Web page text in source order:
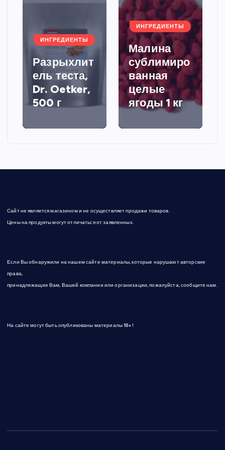
ИНГРЕДИЕНТЫ
Разрыхлит
ель теста,
Dr. Oetker,
500 г
ИНГРЕДИЕНТЫ
Малина
сублимиро
ванная
целые
ягоды 1 кг
Сайт не является магазином и не осуществляет продажи товаров.
Цены на продукты могут отличаться от заявленных.
Если Вы обнаружили на нашем сайте материалы, которые нарушают авторские
права,
принадлежащие Вам, Вашей компании или организации, пожалуйста, сообщите нам.
На сайте могут быть опубликованы материалы 18+!